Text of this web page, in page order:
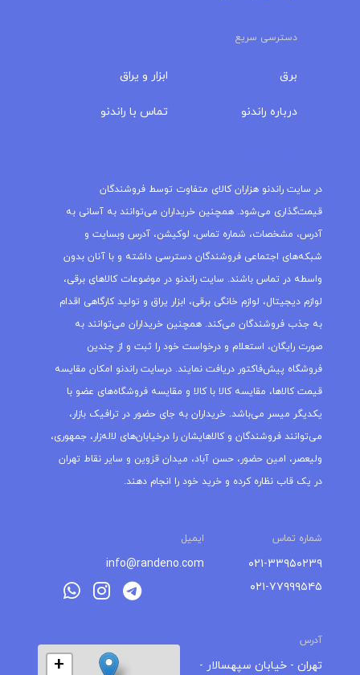
دسترسی سریع
برق
درباره‌ راندنو
ابزار و یراق
تماس با راندنو
در سایت راندنو هزاران کالای متفاوت توسط فروشندگان
قیمت‌گذاری می‌شود. همچنین خریداران می‌توانند به آسانی به
آدرس، مشخصات، شماره تماس، لوکیشن، آدرس وبسایت و
شبکه‌های اجتماعی فروشندگان دسترسی داشته و با آنان بدون
واسطه در تماس باشند. سایت راندنو در موضوعات کالاهای برقی،
لوازم دیجیتال، لوازم خانگی برقی، ابزار یراق و تولید کارگاهی اقدام
به جذب فروشندگان می‌کند. همچنین خریداران می‌توانند به
صورت رایگان، استعلام و درخواست خود را ثبت و از چندین
فروشگاه پیش‌فاکتور دریافت نمایند. درسایت راندنو امکان مقایسه
قیمت کالاها، مقایسه کالا با کالا و مقایسه فروشگاه‌های عضو با
یکدیگر میسر می‌باشد. خریداران به جای حضور در ترافیک بازار،
می‌توانند فروشندگان و کالاهایشان را درخیابان‌های لاله‌زار، جمهوری،
ولیعصر، امین حضور، حسن آباد، میدان قزوین و سایر نقاط تهران
در یک قاب نظاره کرده و خرید خود را انجام دهند.
شماره تماس ایمیل
۰۲۱-۳۳۹۵۰۲۳۹
۰۲۱-۷۷۹۹۹۵۴۵
info@randeno.com
آدرس
تهران - خیابان سپهسالار - +